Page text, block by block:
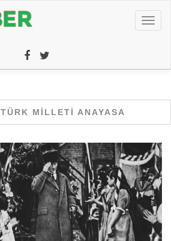
TÜRK MILLETI ANAYASA